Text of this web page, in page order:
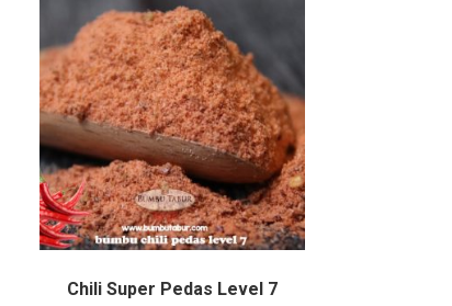
Chili Super Pedas Level 7